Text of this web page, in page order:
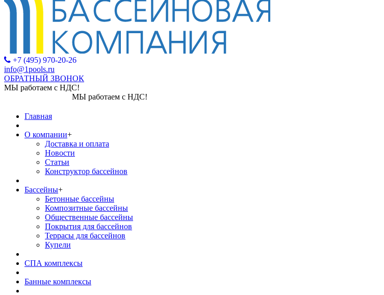
+7 (495) 970-20-26
info@1pools.ru
ОБРАТНЫЙ ЗВОНОК
МЫ работаем с НДС!
МЫ работаем с НДС!
Главная
О компании+
Доставка и оплата
Новости
Статьи
Конструктор бассейнов
Бассейны+
Бетонные бассейны
Композитные бассейны
Общественные бассейны
Покрытия для бассейнов
Террасы для бассейнов
Купели
СПА комплексы
Банные комплексы